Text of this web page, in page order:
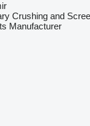
Crushing and
Manufacturer